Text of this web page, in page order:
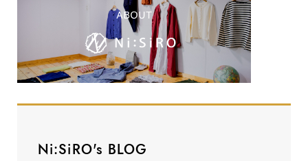
Ni:SiRO's BLOG